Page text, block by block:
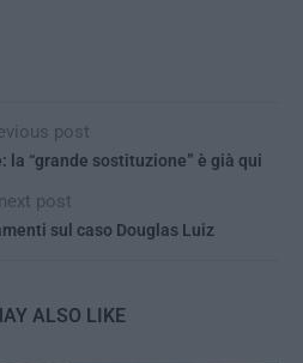
post
la “grande sostituzione” è già qui
next post
sul caso Douglas Luiz
ALSO LIKE